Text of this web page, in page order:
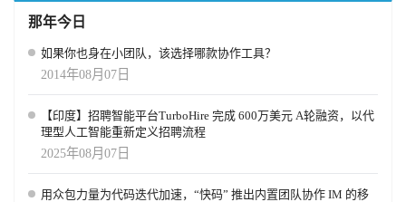
那年今日
如果你也身在小团队，该选择哪款协作工具？
2014年08月07日
【印度】招聘智能平台TurboHire 完成 600万美元 A轮融资，以代
理型人工智能重新定义招聘流程
2025年08月07日
用众包力量为代码迭代加速，“快码” 推出内置团队协作 IM 的移